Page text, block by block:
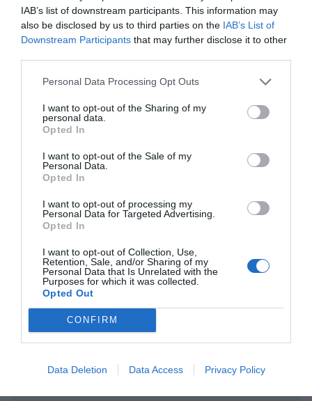
IAB’s list of downstream participants. This information may
also be disclosed by us to third parties on the IAB’s List of
Downstream Participants that may further disclose it to other
Personal Data Processing Opt Outs
I want to opt-out of the Sharing of my
personal data.
Opted In
I want to opt-out of the Sale of my
Personal Data.
Opted In
I want to opt-out of processing my
Personal Data for Targeted Advertising.
Opted In
I want to opt-out of Collection, Use,
Retention, Sale, and/or Sharing of my
Personal Data that Is Unrelated with the
Purposes for which it was collected.
Opted Out
CONFIRM
Data Deletion Data Access Privacy Policy
la Comissió Executiva Federal del PSOE (2014-
2016). En el PSOE, va impulsar l’acord federalista
de reforma de la Constitució denominat Acord de
Granada(juliol 2013). Al Parlament de Catalunya,
va ser president del grup socialista i secretari
activitats del consell assessor del Parlament
sobre Ciència i Tecnologia (CAPCIT).
En l’àmbit privat, ha exercit la seva
desenvolupament estratègic de l’empresa
consultora IdenCity (2017-2018), especialitzada
en la planificació estratègica de ciutats i territoris
en matèria d’innovació, competitivitat,
sostenibilitat i qualitat social.
Estigues informat amb les últimes notícies d'actualitat